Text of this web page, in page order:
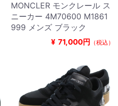
MONCLER モンクレール ス
ニーカー 4M70600 M1861
999 メンズ ブラック
¥ 71,000円 （税込）